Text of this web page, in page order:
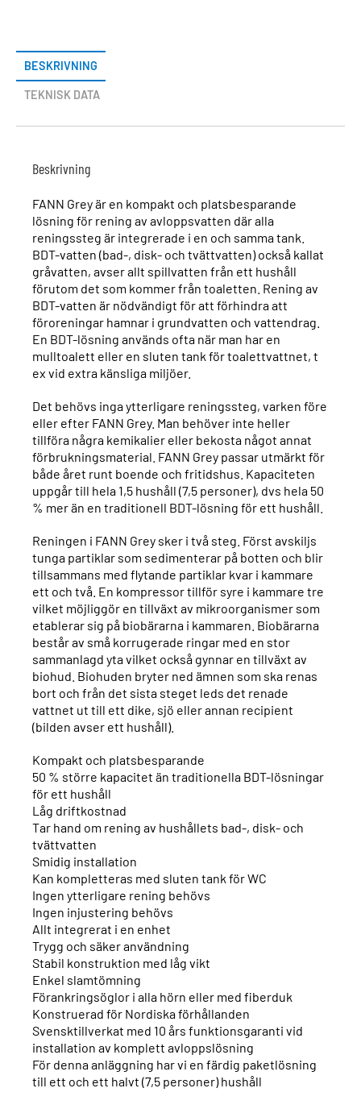
BESKRIVNING
TEKNISK DATA
Beskrivning
FANN Grey är en kompakt och platsbesparande
lösning för rening av avloppsvatten där alla
reningssteg är integrerade i en och samma tank.
BDT-vatten (bad-, disk- och tvättvatten) också kallat
gråvatten, avser allt spillvatten från ett hushåll
förutom det som kommer från toaletten. Rening av
BDT-vatten är nödvändigt för att förhindra att
föroreningar hamnar i grundvatten och vattendrag.
En BDT-lösning används ofta när man har en
mulltoalett eller en sluten tank för toalettvattnet, t
ex vid extra känsliga miljöer.
Det behövs inga ytterligare reningssteg, varken före
eller efter FANN Grey. Man behöver inte heller
tillföra några kemikalier eller bekosta något annat
förbrukningsmaterial. FANN Grey passar utmärkt för
både året runt boende och fritidshus. Kapaciteten
uppgår till hela 1,5 hushåll (7,5 personer), dvs hela 50
% mer än en traditionell BDT-lösning för ett hushåll.
Reningen i FANN Grey sker i två steg. Först avskiljs
tunga partiklar som sedimenterar på botten och blir
tillsammans med flytande partiklar kvar i kammare
ett och två. En kompressor tillför syre i kammare tre
vilket möjliggör en tillväxt av mikroorganismer som
etablerar sig på biobärarna i kammaren. Biobärarna
består av små korrugerade ringar med en stor
sammanlagd yta vilket också gynnar en tillväxt av
biohud. Biohuden bryter ned ämnen som ska renas
bort och från det sista steget leds det renade
vattnet ut till ett dike, sjö eller annan recipient
(bilden avser ett hushåll).
Kompakt och platsbesparande
50 % större kapacitet än traditionella BDT-lösningar
för ett hushåll
Låg driftkostnad
Tar hand om rening av hushållets bad-, disk- och
tvättvatten
Smidig installation
Kan kompletteras med sluten tank för WC
Ingen ytterligare rening behövs
Ingen injustering behövs
Allt integrerat i en enhet
Trygg och säker användning
Stabil konstruktion med låg vikt
Enkel slamtömning
Förankringsöglor i alla hörn eller med fiberduk
Konstruerad för Nordiska förhållanden
Svensktillverkat med 10 års funktionsgaranti vid
installation av komplett avloppslösning
För denna anläggning har vi en färdig paketlösning
till ett och ett halvt (7,5 personer) hushåll